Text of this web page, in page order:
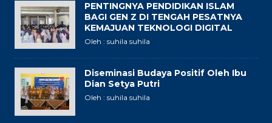
PENTINGNYA PENDIDIKAN ISLAM
BAGI GEN Z DI TENGAH PESATNYA
KEMAJUAN TEKNOLOGI DIGITAL
Oleh : suhila suhila
Diseminasi Budaya Positif Oleh Ibu
Dian Setya Putri
Oleh : suhila suhila